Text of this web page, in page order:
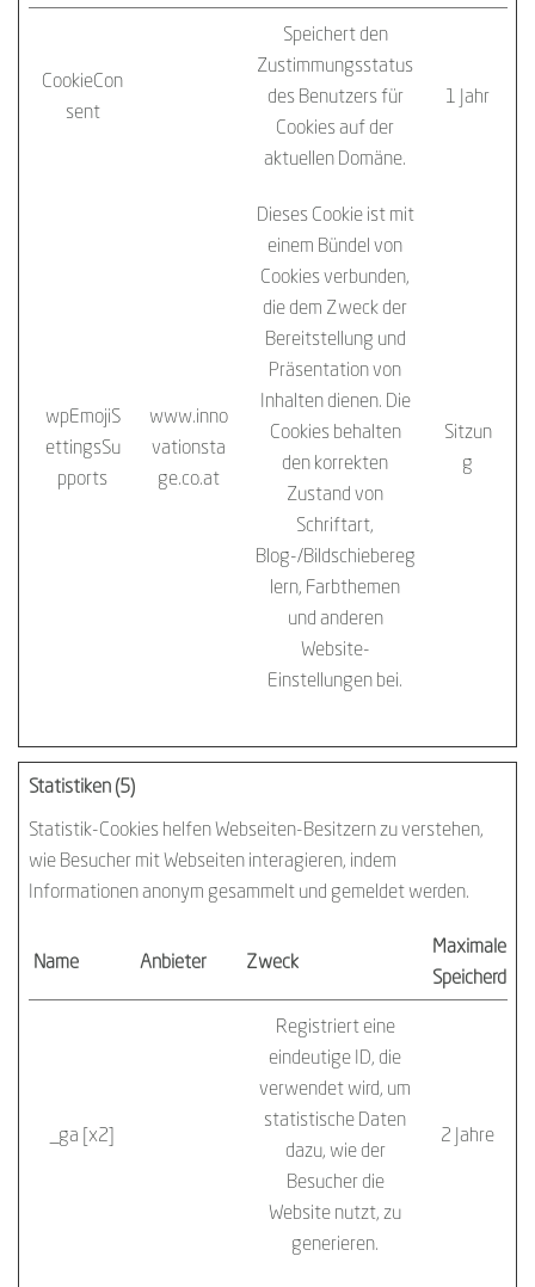
CookieCon
sent
Speichert den
Zustimmungsstatus
des Benutzers für
Cookies auf der
aktuellen Domäne.
1 Jahr
wpEmojiS
ettingsSu
pports
www.inno
vationsta
ge.co.at
Dieses Cookie ist mit
einem Bündel von
Cookies verbunden,
die dem Zweck der
Bereitstellung und
Präsentation von
Inhalten dienen. Die
Cookies behalten
den korrekten
Zustand von
Schriftart,
Blog-/Bildschiebereg
lern, Farbthemen
und anderen
Website-
Einstellungen bei.
Sitzun
g
Statistiken (5)
Statistik-Cookies helfen Webseiten-Besitzern zu verstehen,
wie Besucher mit Webseiten interagieren, indem
Informationen anonym gesammelt und gemeldet werden.
Name Anbieter Zweck
Maximale
_ga [x2]
Registriert eine
eindeutige ID, die
verwendet wird, um
statistische Daten
dazu, wie der
Besucher die
Website nutzt, zu
generieren.
2 Jahre